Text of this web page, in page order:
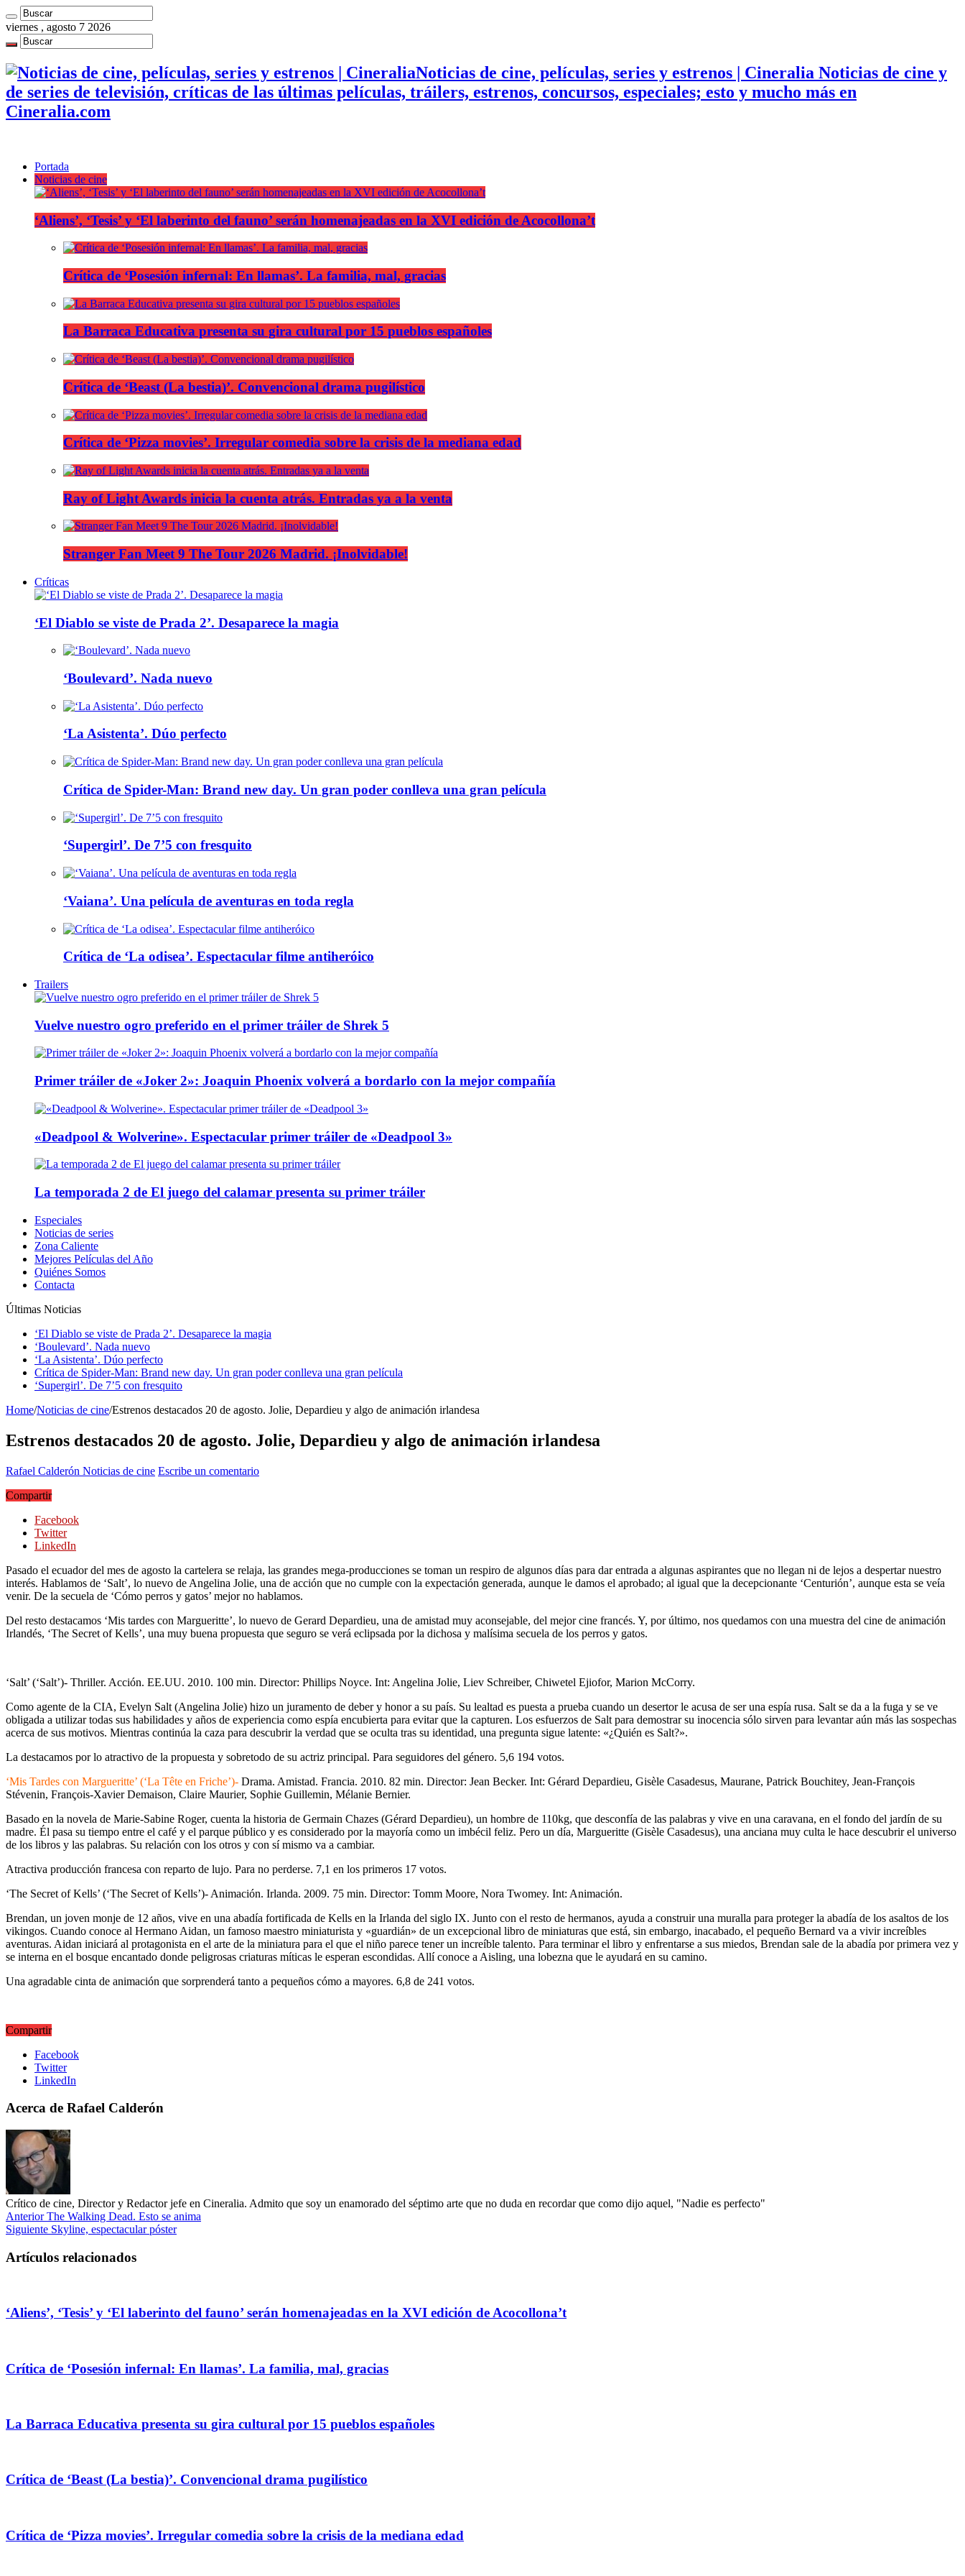
viernes , agosto 7 2026
Noticias de cine, películas, series y estrenos | Cineralia Noticias de cine y
de series de televisión, críticas de las últimas películas, tráilers, estrenos, concursos, especiales; esto y mucho más en
Cineralia.com
Portada
Noticias de cine
‘Aliens’, ‘Tesis’ y ‘El laberinto del fauno’ serán homenajeadas en la XVI edición de Acocollona’t
Crítica de ‘Posesión infernal: En llamas’. La familia, mal, gracias
La Barraca Educativa presenta su gira cultural por 15 pueblos españoles
Crítica de ‘Beast (La bestia)’. Convencional drama pugilístico
Crítica de ‘Pizza movies’. Irregular comedia sobre la crisis de la mediana edad
Ray of Light Awards inicia la cuenta atrás. Entradas ya a la venta
Stranger Fan Meet 9 The Tour 2026 Madrid. ¡Inolvidable!
Críticas
‘El Diablo se viste de Prada 2’. Desaparece la magia
‘Boulevard’. Nada nuevo
‘La Asistenta’. Dúo perfecto
Crítica de Spider-Man: Brand new day. Un gran poder conlleva una gran película
‘Supergirl’. De 7’5 con fresquito
‘Vaiana’. Una película de aventuras en toda regla
Crítica de ‘La odisea’. Espectacular filme antiheróico
Trailers
Vuelve nuestro ogro preferido en el primer tráiler de Shrek 5
Primer tráiler de «Joker 2»: Joaquin Phoenix volverá a bordarlo con la mejor compañía
«Deadpool & Wolverine». Espectacular primer tráiler de «Deadpool 3»
La temporada 2 de El juego del calamar presenta su primer tráiler
Especiales
Noticias de series
Zona Caliente
Mejores Películas del Año
Quiénes Somos
Contacta
Últimas Noticias
‘El Diablo se viste de Prada 2’. Desaparece la magia
‘Boulevard’. Nada nuevo
‘La Asistenta’. Dúo perfecto
Crítica de Spider-Man: Brand new day. Un gran poder conlleva una gran película
‘Supergirl’. De 7’5 con fresquito
Home/Noticias de cine/Estrenos destacados 20 de agosto. Jolie, Depardieu y algo de animación irlandesa
Estrenos destacados 20 de agosto. Jolie, Depardieu y algo de animación irlandesa
Rafael Calderón Noticias de cine Escribe un comentario
Compartir
Facebook
Twitter
LinkedIn
Pasado el ecuador del mes de agosto la cartelera se relaja, las grandes mega-producciones se toman un respiro de algunos días para dar entrada a algunas aspirantes que no llegan ni de lejos a despertar nuestro
interés. Hablamos de ‘Salt’, lo nuevo de Angelina Jolie, una de acción que no cumple con la expectación generada, aunque le damos el aprobado; al igual que la decepcionante ‘Centurión’, aunque esta se veía
venir. De la secuela de ‘Cómo perros y gatos’ mejor no hablamos.
Del resto destacamos ‘Mis tardes con Margueritte’, lo nuevo de Gerard Depardieu, una de amistad muy aconsejable, del mejor cine francés. Y, por último, nos quedamos con una muestra del cine de animación
Irlandés, ‘The Secret of Kells’, una muy buena propuesta que seguro se verá eclipsada por la dichosa y malísima secuela de los perros y gatos.
‘Salt’ (‘Salt’)- Thriller. Acción. EE.UU. 2010. 100 min. Director: Phillips Noyce. Int: Angelina Jolie, Liev Schreiber, Chiwetel Ejiofor, Marion McCorry.
Como agente de la CIA, Evelyn Salt (Angelina Jolie) hizo un juramento de deber y honor a su país. Su lealtad es puesta a prueba cuando un desertor le acusa de ser una espía rusa. Salt se da a la fuga y se ve
obligada a utilizar todas sus habilidades y años de experiencia como espía encubierta para evitar que la capturen. Los esfuerzos de Salt para demostrar su inocencia sólo sirven para levantar aún más las sospechas
acerca de sus motivos. Mientras continúa la caza para descubrir la verdad que se oculta tras su identidad, una pregunta sigue latente: «¿Quién es Salt?».
La destacamos por lo atractivo de la propuesta y sobretodo de su actriz principal. Para seguidores del género. 5,6 194 votos.
‘Mis Tardes con Margueritte’ (‘La Tête en Friche’)- Drama. Amistad. Francia. 2010. 82 min. Director: Jean Becker. Int: Gérard Depardieu, Gisèle Casadesus, Maurane, Patrick Bouchitey, Jean-François
Stévenin, François-Xavier Demaison, Claire Maurier, Sophie Guillemin, Mélanie Bernier.
Basado en la novela de Marie-Sabine Roger, cuenta la historia de Germain Chazes (Gérard Depardieu), un hombre de 110kg, que desconfía de las palabras y vive en una caravana, en el fondo del jardín de su
madre. Él pasa su tiempo entre el café y el parque público y es considerado por la mayoría como un imbécil feliz. Pero un día, Margueritte (Gisèle Casadesus), una anciana muy culta le hace descubrir el universo
de los libros y las palabras. Su relación con los otros y con sí mismo va a cambiar.
Atractiva producción francesa con reparto de lujo. Para no perderse. 7,1 en los primeros 17 votos.
‘The Secret of Kells’ (‘The Secret of Kells’)- Animación. Irlanda. 2009. 75 min. Director: Tomm Moore, Nora Twomey. Int: Animación.
Brendan, un joven monje de 12 años, vive en una abadía fortificada de Kells en la Irlanda del siglo IX. Junto con el resto de hermanos, ayuda a construir una muralla para proteger la abadía de los asaltos de los
vikingos. Cuando conoce al Hermano Aidan, un famoso maestro miniaturista y «guardián» de un excepcional libro de miniaturas que está, sin embargo, inacabado, el pequeño Bernard va a vivir increíbles
aventuras. Aidan iniciará al protagonista en el arte de la miniatura para el que el niño parece tener un increíble talento. Para terminar el libro y enfrentarse a sus miedos, Brendan sale de la abadía por primera vez y
se interna en el bosque encantado donde peligrosas criaturas míticas le esperan escondidas. Allí conoce a Aisling, una lobezna que le ayudará en su camino.
Una agradable cinta de animación que sorprenderá tanto a pequeños cómo a mayores. 6,8 de 241 votos.
Compartir
Facebook
Twitter
LinkedIn
Acerca de Rafael Calderón
Crítico de cine, Director y Redactor jefe en Cineralia. Admito que soy un enamorado del séptimo arte que no duda en recordar que como dijo aquel, "Nadie es perfecto"
AnteriorThe Walking Dead. Esto se anima
Siguiente Skyline, espectacular póster
Artículos relacionados
‘Aliens’, ‘Tesis’ y ‘El laberinto del fauno’ serán homenajeadas en la XVI edición de Acocollona’t
Crítica de ‘Posesión infernal: En llamas’. La familia, mal, gracias
La Barraca Educativa presenta su gira cultural por 15 pueblos españoles
Crítica de ‘Beast (La bestia)’. Convencional drama pugilístico
Crítica de ‘Pizza movies’. Irregular comedia sobre la crisis de la mediana edad